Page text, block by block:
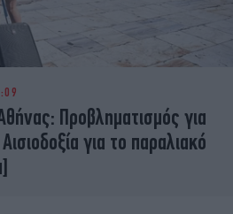
Προβληματισμός για
για το παραλιακό